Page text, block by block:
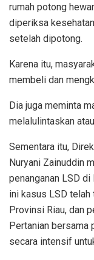
rumah potong
diperiksa
setelah dipotong.
Karena itu,
membeli dan
Dia juga meminta
melalulintaskan
Sementara itu,
Nuryani Zainuddin
penanganan LSD
ini kasus LSD
Provinsi Riau, dan
Pertanian bersama
secara intensif